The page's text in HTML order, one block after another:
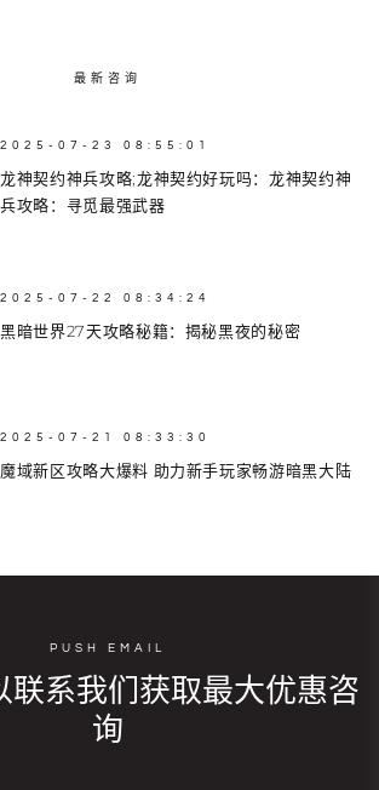
最新咨询
2025-07-23 08:55:01
龙神契约神兵攻略;龙神契约好玩吗：龙神契约神
兵攻略：寻觅最强武器
2025-07-22 08:34:24
黑暗世界27天攻略秘籍：揭秘黑夜的秘密
2025-07-21 08:33:30
魔域新区攻略大爆料 助力新手玩家畅游暗黑大陆
PUSH EMAIL
联系我们获取最大优惠咨
询